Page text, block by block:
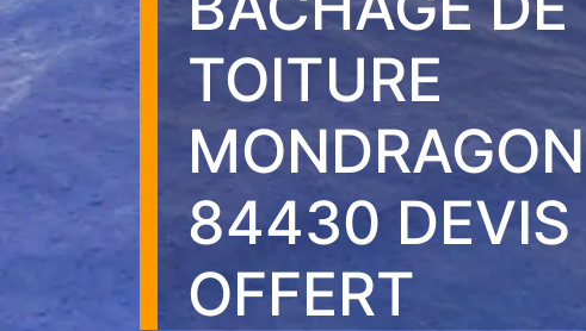
TOITURE
MONDRAGON
84430 DEVIS
OFFERT